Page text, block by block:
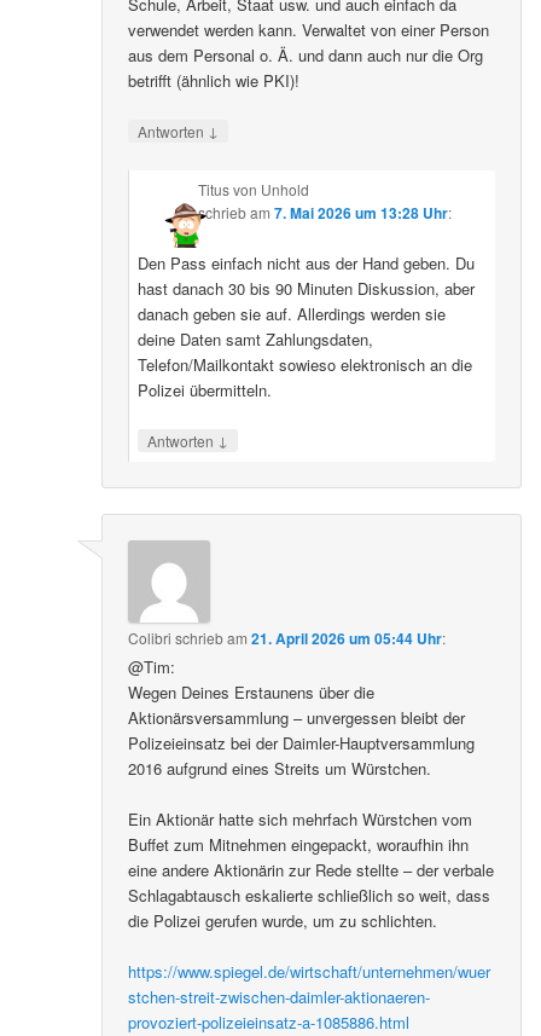
verwendet werden kann. Verwaltet von einer Person
aus dem Personal o. Ä. und dann auch nur die Org
betrifft (ähnlich wie PKI)!
Antworten ↓
Titus von Unhold
schriebam 7. Mai 2026 um 13:28 Uhr:
Den Pass einfach nicht aus der Hand geben. Du
hast danach 30 bis 90 Minuten Diskussion, aber
danach geben sie auf. Allerdings werden sie
deine Daten samt Zahlungsdaten,
Telefon/Mailkontakt sowieso elektronisch an die
Polizei übermitteln.
Antworten ↓
Colibri schriebam21. April 2026 um 05:44 Uhr:
@Tim:
Wegen Deines Erstaunens über die
Aktionärsversammlung – unvergessen bleibt der
Polizeieinsatz bei der Daimler-Hauptversammlung
2016 aufgrund eines Streits um Würstchen.
Ein Aktionär hatte sich mehrfach Würstchen vom
Buffet zum Mitnehmen eingepackt, woraufhin ihn
eine andere Aktionärin zur Rede stellte – der verbale
Schlagabtausch eskalierte schließlich so weit, dass
die Polizei gerufen wurde, um zu schlichten.
https://www.spiegel.de/wirtschaft/unternehmen/wuer
stchen-streit-zwischen-daimler-aktionaeren-
provoziert-polizeieinsatz-a-1085886.html